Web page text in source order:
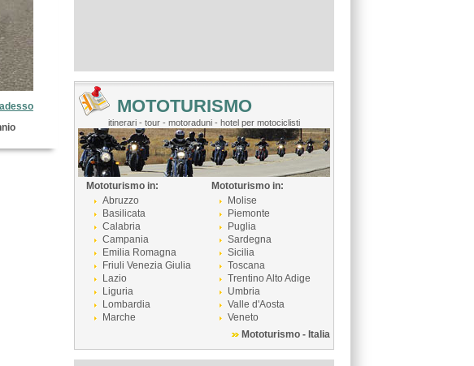
MOTOTURISMO
itinerari - tour - motoraduni - hotel per motociclisti
Mototurismo in:
Abruzzo
Basilicata
Calabria
Campania
Emilia Romagna
Friuli Venezia Giulia
Lazio
Liguria
Lombardia
Marche
Mototurismo in:
Molise
Piemonte
Puglia
Sardegna
Sicilia
Toscana
Trentino Alto Adige
Umbria
Valle d'Aosta
Veneto
Mototurismo - Italia